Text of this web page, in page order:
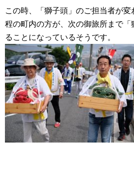
この時、「獅子頭」のご担当者が
程の町内の方が、次の御旅所まで「
ることになっているそうです。